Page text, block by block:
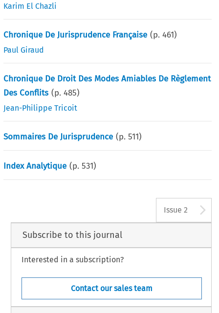
Karim El Chazli
Chronique De Jurisprudence Française (p.461)
Paul Giraud
Chronique De Droit Des Modes Amiables De Règlement
Des Conflits (p.485)
Jean-Philippe Tricoit
Sommaires De Jurisprudence (p.511)
Index Analytique (p.531)
Issue 2
Subscribe to this journal
Interested in a subscription?
Contact our sales team